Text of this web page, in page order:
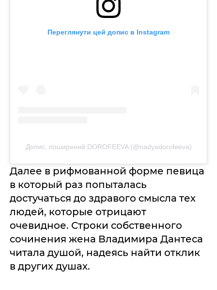
Переглянути цей допис в Instagram
Допис, поширений DOROFEEVA (@nadyadorofeeva)
Далее в рифмованной форме певица
в который раз попыталась
достучаться до здравого смысла тех
людей, которые отрицают
очевидное. Строки собственного
сочинения жена Владимира Дантеса
читала душой, надеясь найти отклик
в других душах.